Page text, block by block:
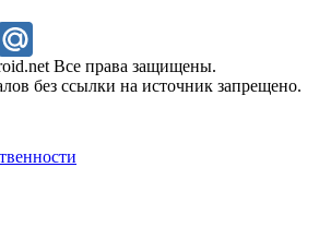
Все права защищены.
без ссылки на источник запрещено.